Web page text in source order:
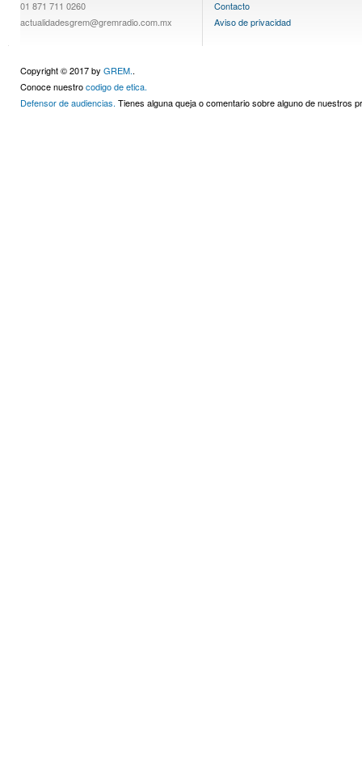
01 871 711 0260
actualidadesgrem@gremradio.com.mx
Contacto
Aviso de privacidad
Copyright © 2017 by GREM..
Conoce nuestrocodigo de etica.
Defensor de audiencias. Tienes alguna queja o comentario sobre alguno de nuestros